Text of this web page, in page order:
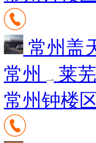
常州盖
常州
莱
常州钟楼